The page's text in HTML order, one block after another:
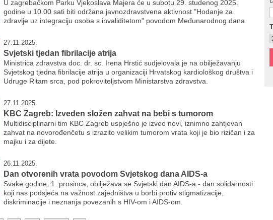
U zagrebačkom Parku Vjekoslava Majera će u subotu 29. studenog 2025.
godine u 10.00 sati biti održana javnozdravstvena aktivnost "Hodanje za
zdravlje uz integraciju osoba s invaliditetom" povodom Međunarodnog dana
27.11.2025.
Svjetski tjedan fibrilacije atrija
Ministrica zdravstva doc. dr. sc. Irena Hrstić sudjelovala je na obilježavanju
Svjetskog tjedna fibrilacije atrija u organizaciji Hrvatskog kardiološkog društva i
Udruge Ritam srca, pod pokroviteljstvom Ministarstva zdravstva.
27.11.2025.
KBC Zagreb: Izveden složen zahvat na bebi s tumorom
Multidisciplinarni tim KBC Zagreb uspješno je izveo novi, iznimno zahtjevan
zahvat na novorođenčetu s izrazito velikim tumorom vrata koji je bio rizičan i za
majku i za dijete.
26.11.2025.
Dan otvorenih vrata povodom Svjetskog dana AIDS-a
Svake godine, 1. prosinca, obilježava se Svjetski dan AIDS-a - dan solidarnosti
koji nas podsjeća na važnost zajedništva u borbi protiv stigmatizacije,
diskriminacije i neznanja povezanih s HIV-om i AIDS-om.